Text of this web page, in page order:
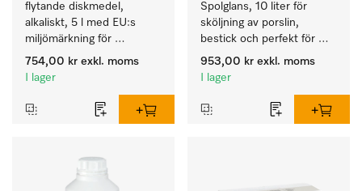
flytande diskmedel,
alkaliskt, 5 l med EU:s
miljömärkning för
rengöring av vardaglig
smuts på porslin, bestick
754,00 kr exkl. moms
I lager
Spolglans, 10 liter för
sköljning av porslin,
bestick och perfekt för
glas.
953,00 kr exkl. moms
I lager